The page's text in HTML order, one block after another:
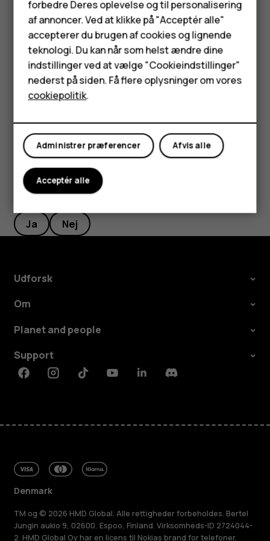
Feature-telefoner
Tilbehør
HMD Terra M
Tablets
Min konto
Varighed af udsættelse og vælge den ønskede varighed.
Slå en alarm fra
Når alarmen lyder, skal du stryge alarmen mod højre.
Slet en alarm
Synes du, dette var nyttigt?
Ja Nej
Udforsk
Om
Planet and people
Support
FacebookInstagramTiktokYoutubeLinkedinDiscord
Denmark
TM og © 2026 HMD Global. Alle rettigheder forbeholdes. Bertel
Jungin aukio 9, 02600, Espoo, Finland. Virksomheds-ID 2724044-
2. HMD Global Oy har en licens til Nokias brand for telefoner.
forbedre Deres oplevelse og til personalisering
af annoncer. Ved at klikke på "Acceptér alle"
accepterer du brugen af cookies og lignende
teknologi. Du kan når som helst ændre dine
indstillinger ved at vælge "Cookieindstillinger"
nederst på siden. Få flere oplysninger om vores
cookiepolitik.
Afvis alle
Administrer præferencer
Acceptér alle